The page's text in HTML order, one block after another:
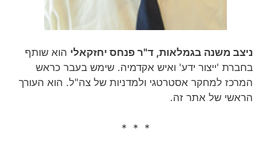
ניצב משנה בגמלאות, ד"ר פנחס יחזקאלי הוא שותף
בחברת 'ייצור ידע' ואיש אקדמיה. שימש בעבר כראש
המרכז למחקר אסטרטגי ולמדניות של צה"ל. הוא העורך
הראשי של אתר זה.
* * *